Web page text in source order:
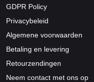
GDPR Policy
Privacybeleid
Algemene voorwaarden
Betaling en levering
Retourzendingen
Neem contact met ons op